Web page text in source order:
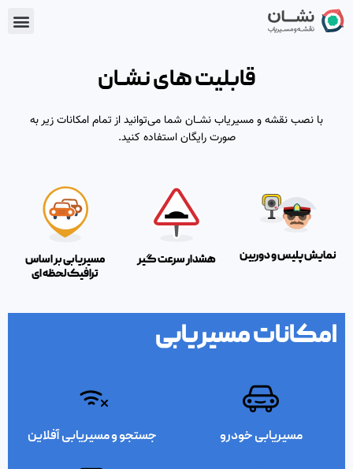
پرش
قابلیت های نشــان
با نصب نقشه و مسیریاب نشــان شما می‌توانید از تمام امکانات زیر به
صورت رایگان استفاده کنید.
نمایش پلیس و دوربین هشدار سرعت گیر
مسیریابی بر اساس
ترافیک لحظه ای
امکانات مسیریابی
مسیریابی خودرو جستجو و مسیریابی آفلاین